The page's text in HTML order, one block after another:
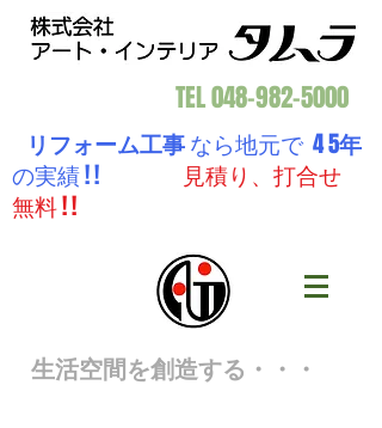
TEL048-982-5000
リフォーム工事なら地元で 4 5年
の実績 ! !
見積り、打合せ
無料 ! !
生活空間を創造する・・・